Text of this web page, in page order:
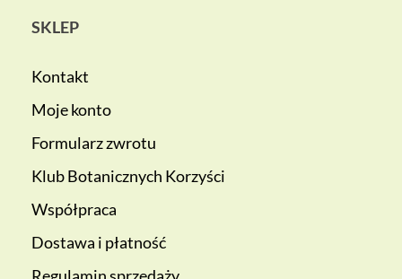
SKLEP
Kontakt
Moje konto
Formularz zwrotu
Klub Botanicznych Korzyści
Współpraca
Dostawa i płatność